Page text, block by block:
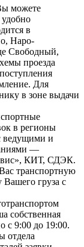
можете
удобно
в
Наро-
Свободный,
проезда
Для
в зоне выдачи
в регионы
ведущими и
—
КИТ, СДЭК.
транспортную
груза с
собственная
с 9:00 до 19:00.
отдела